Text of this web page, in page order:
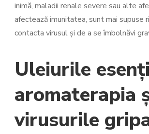
inimă, maladii renale severe sau alte
afectează imunitatea, sunt mai supuse
contacta virusul și de a se îmbolnăvi
Uleiurile
aromaterapia
virusurile